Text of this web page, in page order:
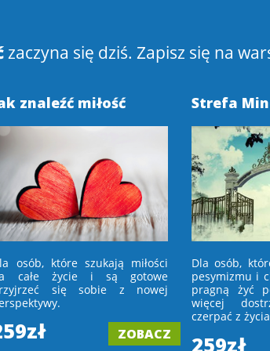
zaczyna się dziś. Zapisz się na
znaleźć miłość
osób, które szukają miłości
całe życie i są gotowe
się sobie z nowej
ZOBACZ
Strefa
Dla osób,
pesymizmu i
pragną żyć
więcej
czerpać z
259zł